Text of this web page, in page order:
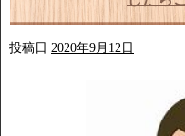
投稿日 2020年9月12日